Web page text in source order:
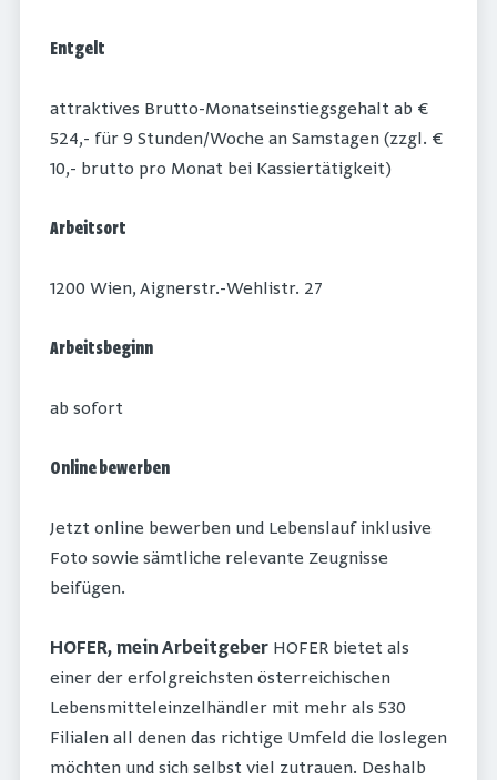
Entgelt
attraktives Brutto-Monatseinstiegsgehalt ab €
524,- für 9 Stunden/Woche an Samstagen (zzgl. €
10,- brutto pro Monat bei Kassiertätigkeit)
Arbeitsort
1200 Wien, Aignerstr.-Wehlistr. 27
Arbeitsbeginn
ab sofort
Online bewerben
Jetzt online bewerben und Lebenslauf inklusive
Foto sowie sämtliche relevante Zeugnisse
beifügen.
HOFER, mein Arbeitgeber HOFER bietet als
einer der erfolgreichsten österreichischen
Lebensmitteleinzelhändler mit mehr als 530
Filialen all denen das richtige Umfeld die loslegen
möchten und sich selbst viel zutrauen. Deshalb